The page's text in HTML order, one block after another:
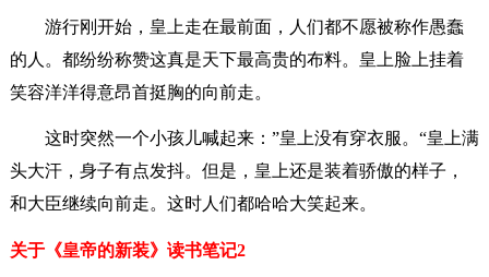
游行刚开始，皇上走在最前面，人们都不愿被称作愚蠢
的人。都纷纷称赞这真是天下最高贵的布料。皇上脸上挂着
笑容洋洋得意昂首挺胸的向前走。
这时突然一个小孩儿喊起来：”皇上没有穿衣服。“皇上满
头大汗，身子有点发抖。但是，皇上还是装着骄傲的样子，
和大臣继续向前走。这时人们都哈哈大笑起来。
关于《皇帝的新装》读书笔记2